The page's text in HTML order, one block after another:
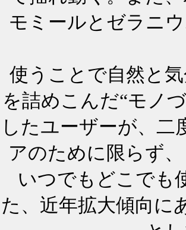
モミールとゼラニ
使うことで自然と
を詰めこんだ“モノ
したユーザーが、
アのために限らず
いつでもどこでも
た、近年拡大傾向に